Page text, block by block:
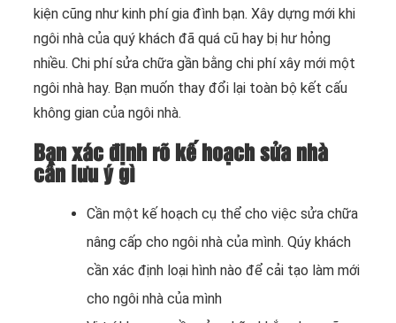
kiện cũng như kinh phí gia đình bạn. Xây dựng mới khi
ngôi nhà của quý khách đã quá cũ hay bị hư hỏng
nhiều. Chi phí sửa chữa gần bằng chi phí xây mới một
ngôi nhà hay. Bạn muốn thay đổi lại toàn bộ kết cấu
không gian của ngôi nhà.
Bạn xác định rõ kế hoạch sửa nhà
cần lưu ý gì
Cần một kế hoạch cụ thể cho việc sửa chữa
nâng cấp cho ngôi nhà của mình. Qúy khách
cần xác định loại hình nào để cải tạo làm mới
cho ngôi nhà của mình